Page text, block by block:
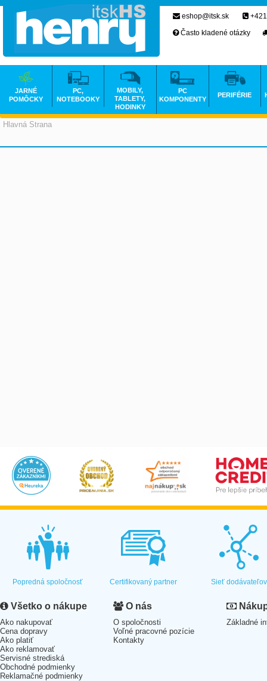
Hlavná Strana
eshop@itsk.sk
Často kladené otázky
JARNÉ
POMÔCKY
PC,
NOTEBOOKY
MOBILY,
TABLETY,
HODINKY
PC
KOMPONENTY
PERIFÉRIE
Popredná spoločnosť Certifikovaný partner Sieť dodávateľov
Všetko o nákupe
Ako nakupovať
Cena dopravy
Ako platiť
Ako reklamovať
Servisné strediská
Obchodné podmienky
Reklamačné podmienky
O nás
O spoločnosti
Voľné pracovné pozície
Kontakty
Základné